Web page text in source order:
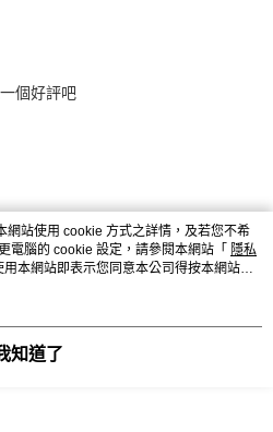
個好評吧
網站使用 cookie 方式之詳情，及若您不希
電腦的 cookie 設定，請參閱本網站「 隱私
本網站即表示您同意本公司得按本網站使
知道了